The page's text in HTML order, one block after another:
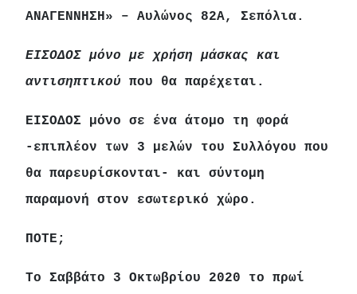
ΑΝΑΓΕΝΝΗΣΗ» – Αυλώνος 82Α, Σεπόλια.
ΕΙΣΟΔΟΣ μόνο με χρήση μάσκας και
αντισηπτικού που θα παρέχεται.
ΕΙΣΟΔΟΣ μόνο σε ένα άτομο τη φορά
-επιπλέον των 3 μελών του Συλλόγου που
θα παρευρίσκονται- και σύντομη
παραμονή στον εσωτερικό χώρο.
ΠΟΤΕ;
Το Σαββάτο 3 Οκτωβρίου 2020 το πρωί